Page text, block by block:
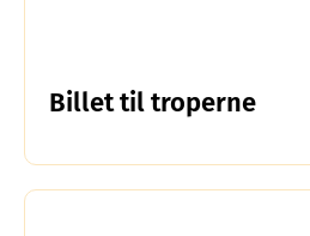
Billet til troperne